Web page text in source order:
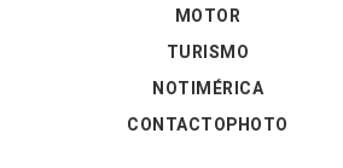
MOTOR
TURISMO
NOTIMÉRICA
CONTACTOPHOTO